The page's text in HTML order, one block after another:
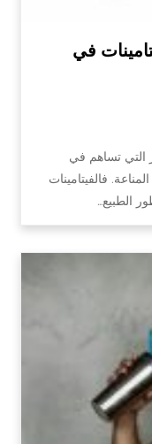
في
التي تساهم في
فالفيتامينات
الطبيع…